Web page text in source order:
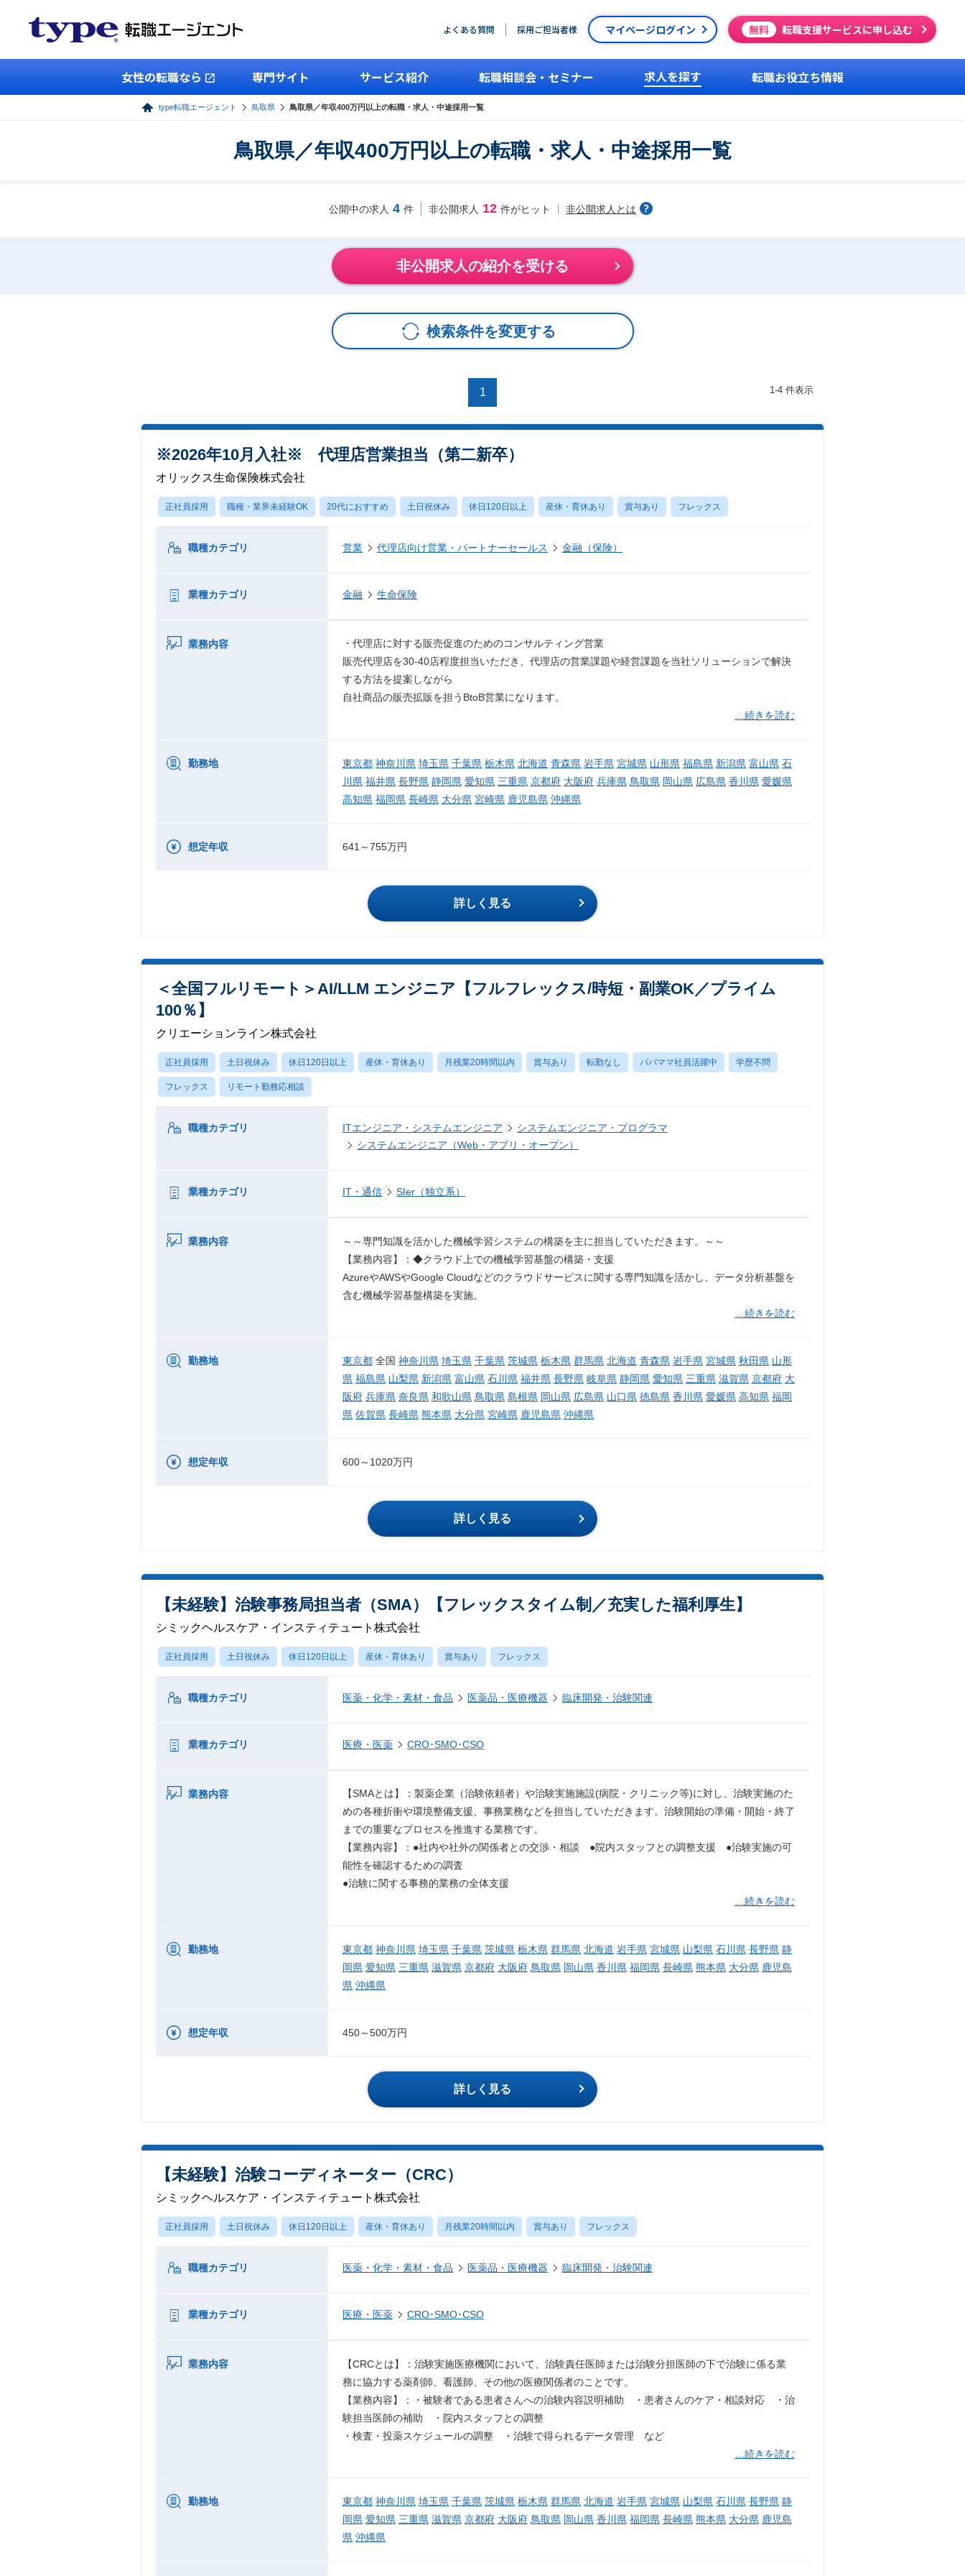
よくある質問 採用ご担当者様 マイページログイン 無料 転職支援サービスに申し込む
女性の転職なら 専門サイト サービス紹介 転職相談会・セミナー 求人を探す 転職お役立ち情報
type転職エージェント 鳥取県 鳥取県／年収400万円以上の転職・求人・中途採用一覧
鳥取県／年収400万円以上の転職・求人・中途採用一覧
公開中の求人 4 件 非公開求人 12 件がヒット 非公開求人とは
非公開求人の紹介を受ける
検索条件を変更する
1 1-4 件表示
※2026年10月入社※ 代理店営業担当（第二新卒）
オリックス生命保険株式会社
正社員採用 職種・業界未経験OK 20代におすすめ 土日祝休み 休日120日以上 産休・育休あり 賞与あり フレックス
職種カテゴリ 営業 代理店向け営業・パートナーセールス 金融（保険）
業種カテゴリ 金融 生命保険
業務内容
・代理店に対する販売促進のためのコンサルティング営業
販売代理店を30-40店程度担当いただき、代理店の営業課題や経営課題を当社ソリューションで解決
する方法を提案しながら
自社商品の販売拡販を担うBtoB営業になります。
…続きを読む
勤務地 東京都 神奈川県 埼玉県 千葉県 栃木県 北海道 青森県 岩手県 宮城県 山形県 福島県 新潟県 富山県 石
川県 福井県 長野県 静岡県 愛知県 三重県 京都府 大阪府 兵庫県 鳥取県 岡山県 広島県 香川県 愛媛県
高知県 福岡県 長崎県 大分県 宮崎県 鹿児島県 沖縄県
想定年収 641～755万円
詳しく見る
＜全国フルリモート＞AI/LLM エンジニア【フルフレックス/時短・副業OK／プライム
100％】
クリエーションライン株式会社
正社員採用 土日祝休み 休日120日以上 産休・育休あり 月残業20時間以内 賞与あり 転勤なし パパママ社員活躍中 学歴不問
フレックス リモート勤務応相談
職種カテゴリ ITエンジニア・システムエンジニア
システムエンジニア・プログラマ
システムエンジニア（Web・アプリ・オープン）
業種カテゴリ IT・通信 SIer（独立系）
業務内容
～～専門知識を活かした機械学習システムの構築を主に担当していただきます。～～
【業務内容】：◆クラウド上での機械学習基盤の構築・支援
AzureやAWSやGoogle Cloudなどのクラウドサービスに関する専門知識を活かし、データ分析基盤を
含む機械学習基盤構築を実施。
…続きを読む
勤務地 東京都 全国 神奈川県 埼玉県 千葉県 茨城県 栃木県 群馬県 北海道 青森県 岩手県 宮城県 秋田県 山形
県 福島県 山梨県 新潟県 富山県 石川県 福井県 長野県 岐阜県 静岡県 愛知県 三重県 滋賀県 京都府 大
阪府 兵庫県 奈良県 和歌山県 鳥取県 島根県 岡山県 広島県 山口県 徳島県 香川県 愛媛県 高知県 福岡
県 佐賀県 長崎県 熊本県 大分県 宮崎県 鹿児島県 沖縄県
想定年収 600～1020万円
詳しく見る
【未経験】治験事務局担当者（SMA）【フレックスタイム制／充実した福利厚生】
シミックヘルスケア・インスティテュート株式会社
正社員採用 土日祝休み 休日120日以上 産休・育休あり 賞与あり フレックス
職種カテゴリ 医薬・化学・素材・食品 医薬品・医療機器 臨床開発・治験関連
業種カテゴリ 医療・医薬 CRO･SMO･CSO
業務内容
【SMAとは】：製薬企業（治験依頼者）や治験実施施設(病院・クリニック等)に対し、治験実施のた
めの各種折衝や環境整備支援、事務業務などを担当していただきます。治験開始の準備・開始・終了
までの重要なプロセスを推進する業務です。
【業務内容】：●社内や社外の関係者との交渉・相談 ●院内スタッフとの調整支援 ●治験実施の可
能性を確認するための調査
●治験に関する事務的業務の全体支援
…続きを読む
勤務地 東京都 神奈川県 埼玉県 千葉県 茨城県 栃木県 群馬県 北海道 岩手県 宮城県 山梨県 石川県 長野県 静
岡県 愛知県 三重県 滋賀県 京都府 大阪府 鳥取県 岡山県 香川県 福岡県 長崎県 熊本県 大分県 鹿児島
県 沖縄県
想定年収 450～500万円
詳しく見る
【未経験】治験コーディネーター（CRC）
シミックヘルスケア・インスティテュート株式会社
正社員採用 土日祝休み 休日120日以上 産休・育休あり 月残業20時間以内 賞与あり フレックス
職種カテゴリ 医薬・化学・素材・食品 医薬品・医療機器 臨床開発・治験関連
業種カテゴリ 医療・医薬 CRO･SMO･CSO
業務内容
【CRCとは】：治験実施医療機関において、治験責任医師または治験分担医師の下で治験に係る業
務に協力する薬剤師、看護師、その他の医療関係者のことです。
【業務内容】：・被験者である患者さんへの治験内容説明補助 ・患者さんのケア・相談対応 ・治
験担当医師の補助 ・院内スタッフとの調整
・検査・投薬スケジュールの調整 ・治験で得られるデータ管理 など
…続きを読む
勤務地 東京都 神奈川県 埼玉県 千葉県 茨城県 栃木県 群馬県 北海道 岩手県 宮城県 山梨県 石川県 長野県 静
岡県 愛知県 三重県 滋賀県 京都府 大阪府 鳥取県 岡山県 香川県 福岡県 長崎県 熊本県 大分県 鹿児島
県 沖縄県